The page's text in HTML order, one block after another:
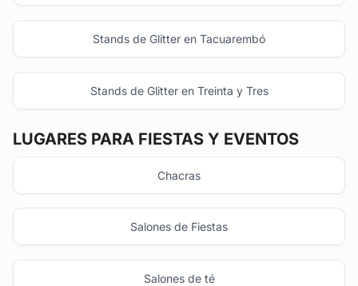
Stands de Glitter en Tacuarembó
Stands de Glitter en Treinta y Tres
LUGARES PARA FIESTAS Y EVENTOS
Chacras
Salones de Fiestas
Salones de té